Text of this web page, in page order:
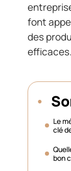
font
des
efficaces.
Le
clé
bon